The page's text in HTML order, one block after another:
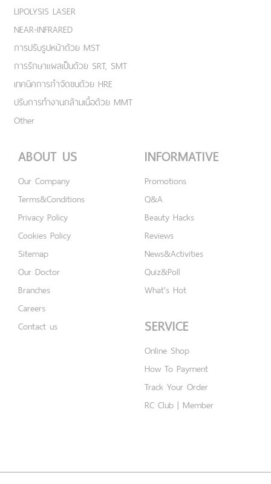
LIPOLYSIS LASER
NEAR-INFRARED
การปรับรูปหน้าด้วย MST
การรักษาแผลเป็นด้วย SRT, SMT
เทคนิคการกำจัดขนด้วย HRE
ปรับการทำงานกล้ามเนื้อด้วย MMT
Other
ABOUT US
Our Company
Terms&Conditions
Privacy Policy
Cookies Policy
Sitemap
Our Doctor
Branches
Careers
Contact us
INFORMATIVE
Promotions
Q&A
Beauty Hacks
Reviews
News&Activities
Quiz&Poll
What's Hot
SERVICE
Online Shop
How To Payment
Track Your Order
RC Club | Member